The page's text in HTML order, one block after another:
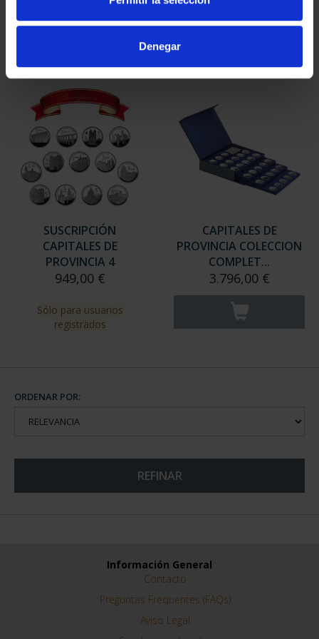
Denegar
SUSCRIPCIÓN
CAPITALES DE
PROVINCIA 4
949,00 €
Sólo para usuarios
registrados
CAPITALES DE
PROVINCIA COLECCION
COMPLET...
3.796,00 €
ORDENAR POR:
REFINAR
Información General
Contacto
Preguntas Frequentes (FAQs)
Aviso Legal